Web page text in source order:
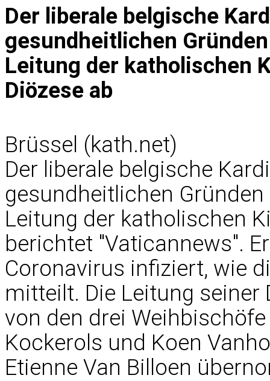
Der liberale belgische
gesundheitlichen
Leitung der katholischen
Diözese ab
Brüssel (kath.net)
Der liberale belgische
gesundheitlichen
Leitung der katholischen
berichtet "Vaticannews".
Coronavirus infiziert, wie
mitteilt. Die Leitung
von den drei
Kockerols und Koen
Etienne Van Billoen